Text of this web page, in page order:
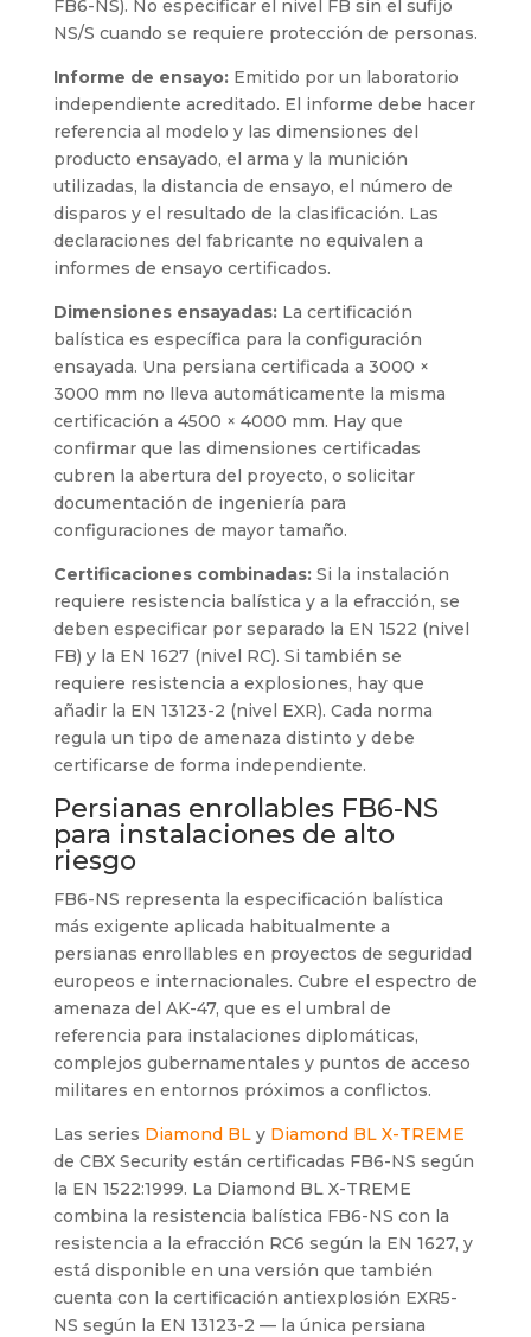
FB6-NS). No especificar el nivel FB sin el sufijo
NS/S cuando se requiere protección de personas.
Informe de ensayo:Emitido por un laboratorio
independiente acreditado. El informe debe hacer
referencia al modelo y las dimensiones del
producto ensayado, el arma y la munición
utilizadas, la distancia de ensayo, el número de
disparos y el resultado de la clasificación. Las
declaraciones del fabricante no equivalen a
informes de ensayo certificados.
Dimensiones ensayadas:La certificación
balística es específica para la configuración
ensayada. Una persiana certificada a 3000 ×
3000 mm no lleva automáticamente la misma
certificación a 4500 × 4000 mm. Hay que
confirmar que las dimensiones certificadas
cubren la abertura del proyecto, o solicitar
documentación de ingeniería para
configuraciones de mayor tamaño.
Certificaciones combinadas:Si la instalación
requiere resistencia balística y a la efracción, se
deben especificar por separado la EN 1522 (nivel
FB) y la EN 1627 (nivel RC). Si también se
requiere resistencia a explosiones, hay que
añadir la EN 13123-2 (nivel EXR). Cada norma
regula un tipo de amenaza distinto y debe
certificarse de forma independiente.
Persianas enrollables FB6-NS
para instalaciones de alto
riesgo
FB6-NS representa la especificación balística
más exigente aplicada habitualmente a
persianas enrollables en proyectos de seguridad
europeos e internacionales. Cubre el espectro de
amenaza del AK-47, que es el umbral de
referencia para instalaciones diplomáticas,
complejos gubernamentales y puntos de acceso
militares en entornos próximos a conflictos.
Las series Diamond BLy Diamond BL X-TREME
de CBX Security están certificadas FB6-NS según
la EN 1522:1999. La Diamond BL X-TREME
combina la resistencia balística FB6-NS con la
resistencia a la efracción RC6 según la EN 1627, y
está disponible en una versión que también
cuenta con la certificación antiexplosión EXR5-
NS según la EN 13123-2 — la única persiana